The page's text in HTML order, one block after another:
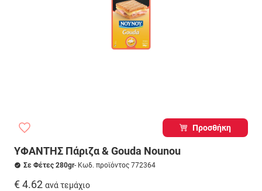
Προσθήκη
ΥΦΑΝΤΗΣ Πάριζα & Gouda Nounou
Σε Φέτες 280gr- Κωδ. προϊόντος 772364
€ 4.62 ανά τεμάχιο